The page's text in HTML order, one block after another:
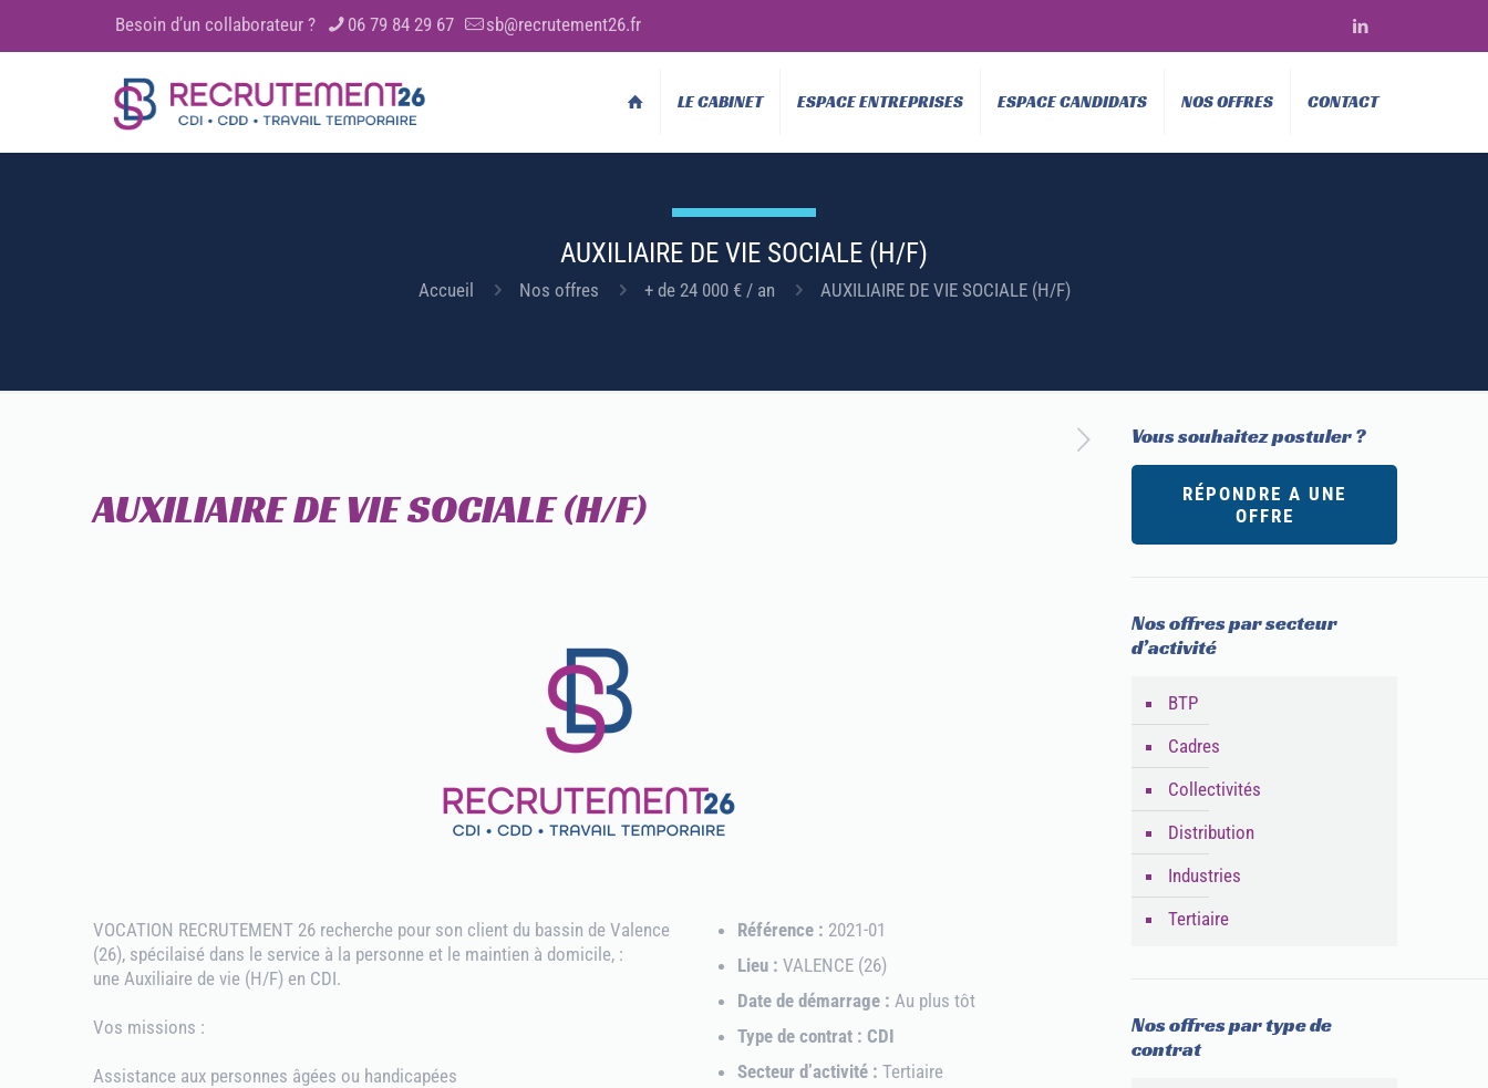
Besoin d’un collaborateur ? 06 79 84 29 67 sb@recrutement26.fr
LE CABINET ESPACE ENTREPRISES ESPACE CANDIDATS NOS OFFRES CONTACT
AUXILIAIRE DE VIE SOCIALE (H/F)
Accueil Nos offres + de 24 000 € / an AUXILIAIRE DE VIE SOCIALE (H/F)
AUXILIAIRE DE VIE SOCIALE (H/F)
VOCATION RECRUTEMENT 26 recherche pour son client du bassin de Valence
(26), spécilaisé dans le service à la personne et le maintien à domicile, :
une Auxiliaire de vie (H/F) en CDI.
Vos missions :
Assistance aux personnes âgées ou handicapées
Référence : 2021-01
Lieu : VALENCE (26)
Date de démarrage : Au plus tôt
Type de contrat : CDI
Secteur d’activité : Tertiaire
Vous souhaitez postuler ?
RÉPONDRE A UNE
OFFRE
Nos offres par secteur
d’activité
BTP
Cadres
Collectivités
Distribution
Industries
Tertiaire
Nos offres par type de
contrat